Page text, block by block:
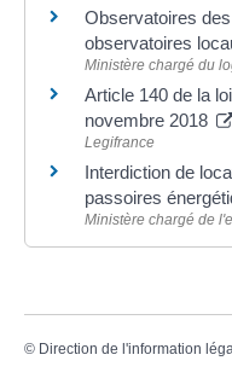
Observatoires
observatoires
Ministère chargé du
Article 140 de la
novembre 2018
Legifrance
Interdiction de
passoires
Ministère chargé de
© Direction de l'information